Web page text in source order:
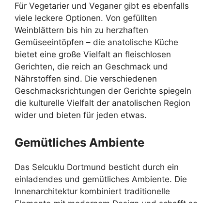
Für Vegetarier und Veganer gibt es ebenfalls
viele leckere Optionen. Von gefüllten
Weinblättern bis hin zu herzhaften
Gemüseeintöpfen – die anatolische Küche
bietet eine große Vielfalt an fleischlosen
Gerichten, die reich an Geschmack und
Nährstoffen sind. Die verschiedenen
Geschmacksrichtungen der Gerichte spiegeln
die kulturelle Vielfalt der anatolischen Region
wider und bieten für jeden etwas.
Gemütliches Ambiente
Das Selcuklu Dortmund besticht durch ein
einladendes und gemütliches Ambiente. Die
Innenarchitektur kombiniert traditionelle